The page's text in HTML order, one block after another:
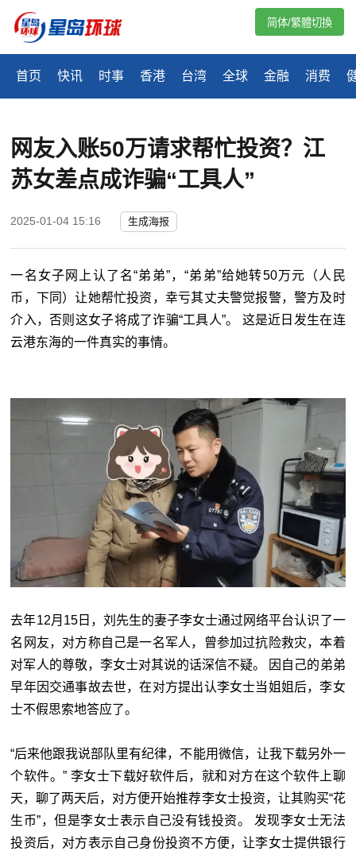
首页 快讯 时事 香港 台湾 全球 金融 消费
简体/繁體切換
网友入账50万请求帮忙投资？江
苏女差点成诈骗“工具人”
2025-01-04 15:16 生成海报
一名女子网上认了名“弟弟”，“弟弟”给她转50万元（人民
币，下同）让她帮忙投资，幸亏其丈夫警觉报警，警方及时
介入，否则这女子将成了诈骗“工具人”。 这是近日发生在连
云港东海的一件真实的事情。
去年12月15日，刘先生的妻子李女士通过网络平台认识了一
名网友，对方称自己是一名军人，曾参加过抗险救灾，本着
对军人的尊敬，李女士对其说的话深信不疑。 因自己的弟弟
早年因交通事故去世，在对方提出认李女士当姐姐后，李女
士不假思索地答应了。
“后来他跟我说部队里有纪律，不能用微信，让我下载另外一
个软件。” 李女士下载好软件后，就和对方在这个软件上聊
天，聊了两天后，对方便开始推荐李女士投资，让其购买“花
生币”，但是李女士表示自己没有钱投资。 发现李女士无法
投资后，对方表示自己身份投资不方便，让李女士提供银行